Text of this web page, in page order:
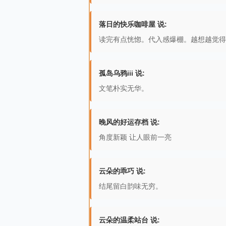
落日的快乐咖啡屋 说:
读完有点恍惚。代入感爆棚。越想越觉
孤岛乌鸦iii 说:
文笔朴实无华。
晚风的好运存档 说:
角度新颖 让人眼前一亮
云朵的乖巧 说:
结尾留白韵味无穷。
云朵的温柔站台 说: